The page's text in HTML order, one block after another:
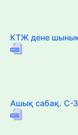
КТЖ дене
Ашық сабақ. С-